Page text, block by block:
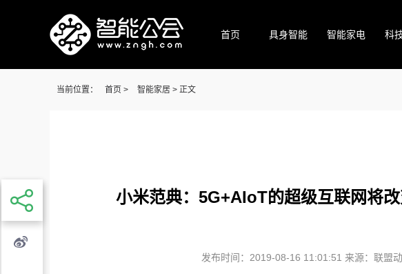
首页 具身智能 智能家电 科
当前位置： 首页 > 智能家居 > 正文
小米范典：5G+AIoT的超级互联网将
发布时间：2019-08-16 11:01:51 来源：联盟